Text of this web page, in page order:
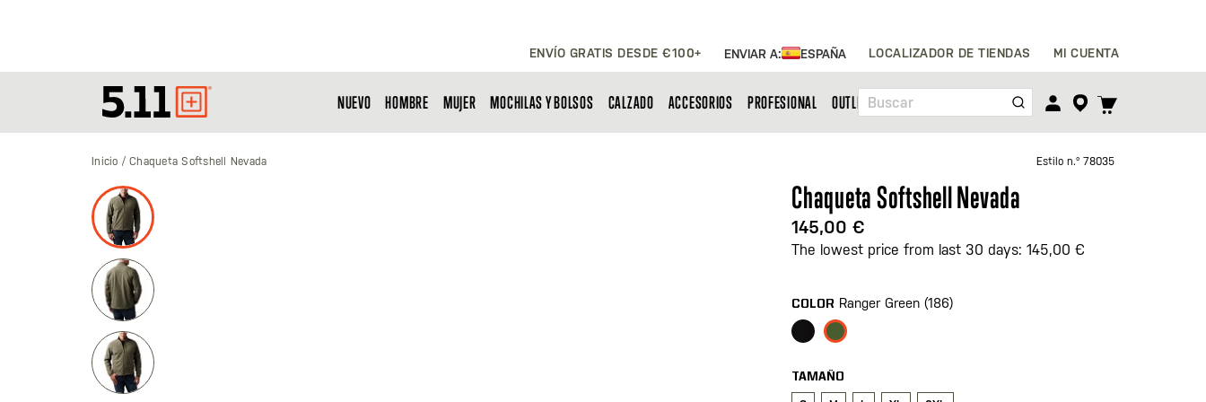
ENVÍO GRATIS DESDE €100+ ENVIAR A: ESPAÑA LOCALIZADOR DE TIENDAS MI CUENTA
Tactical
Gear
Buscar
TOGGLE
NUEVO HOMBRE MUJER MOCHILAS Y BOLSOS CALZADO ACCESORIOS PROFESIONAL OUTLET
Inicio Chaqueta Softshell Nevada Estilo n.º 78035
Saltar
al
final
la
galería
de
imágenes
Chaqueta Softshell Nevada
145,00 €
The lowest price from last 30 days: 145,00 €
COLOR Ranger Green (186)
TAMAÑO